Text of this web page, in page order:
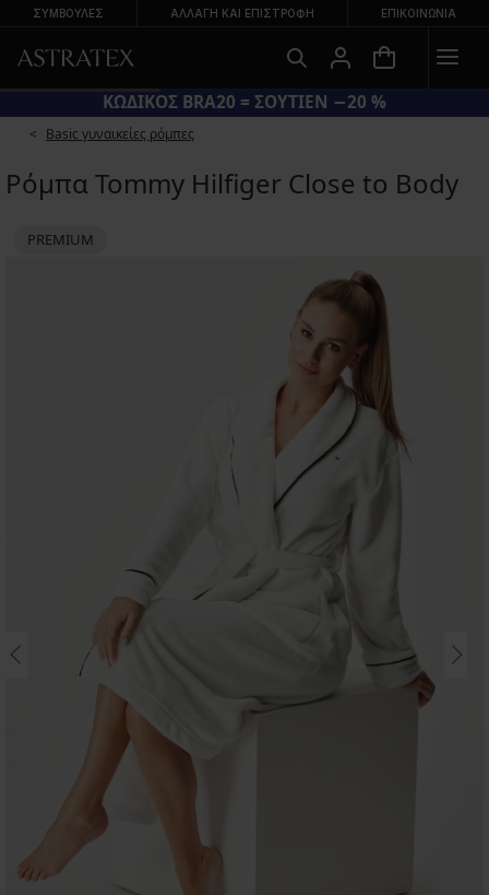
ΣΥΜΒΟΥΛΕΣ ΑΛΛΑΓΉ ΚΑΙ ΕΠΙΣΤΡΟΦΉ ΕΠΙΚΟΙΝΩΝΊΑ
ΚΩΔΙΚΟΣ BRA20 = ΣΟΥΤΙΕΝ −20 %
Basic γυναικείες ρόμπες
Ρόμπα Tommy Hilfiger Close to Body
PREMIUM